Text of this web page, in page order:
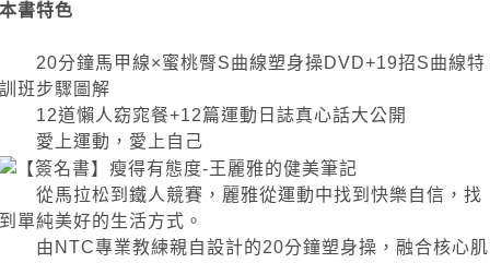
本書特色
20分鐘馬甲線×蜜桃臀S曲線塑身操DVD+19招S曲線特
訓班步驟圖解
12道懶人窈窕餐+12篇運動日誌真心話大公開
愛上運動，愛上自己
從馬拉松到鐵人競賽，麗雅從運動中找到快樂自信，找
到單純美好的生活方式。
由NTC專業教練親自設計的20分鐘塑身操，融合核心肌